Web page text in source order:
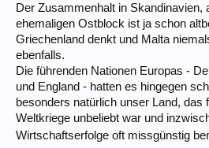
Der Zusammenhalt in Skandinavien,
ehemaligen Ostblock ist ja schon
Griechenland denkt und Malta
ebenfalls.
Die führenden Nationen Europas -
und England - hatten es hingegen
besonders natürlich unser Land, das
Weltkriege unbeliebt war und
Wirtschaftserfolge oft missgünstig